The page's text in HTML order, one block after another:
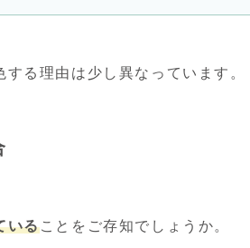
る理由は少し異なっています。
いることをご存知でしょうか。